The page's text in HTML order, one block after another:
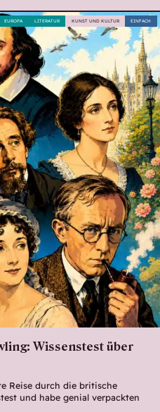
Wissenstest über
Reise durch die britische
und habe genial verpackten
EINFACH
KUNST UND KULTUR
LITERATUR
EUROPA